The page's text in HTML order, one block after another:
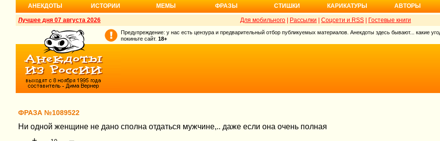
АНЕКДОТЫ ИСТОРИИ МЕМЫ ФРАЗЫ СТИШКИ КАРИКАТУРЫ АВТОРЫ
Лучшее дня 07 августа 2026 Для мобильного Рассылки Соцсети и RSS Гостевые книги
Предупреждение: у нас есть цензура и предварительный отбор публикуемых материалов. Анекдоты здесь бывают... какие
покиньте сайт. 18+
ФРАЗА №1089522
Ни одной женщине не дано сполна отдаться мужчине,.. даже если она очень полная